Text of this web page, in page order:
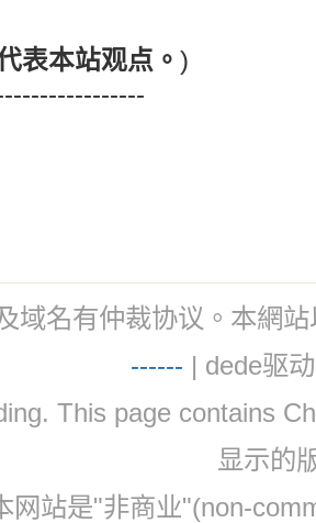
表本站观点。 )
域名有仲裁协议。本網
------ | dede驱
This page contains
显示的
网站是"非商业"(non-